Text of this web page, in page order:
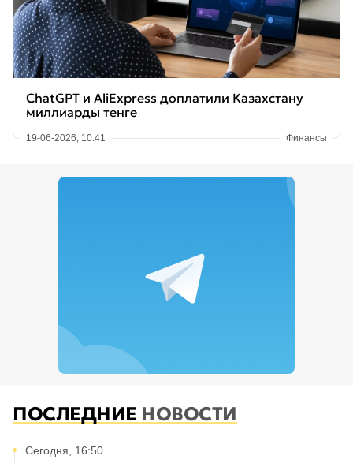
ChatGPT и AliExpress доплатили Казахстану
миллиарды тенге
19-06-2026, 10:41 Финансы
ПОСЛЕДНИЕ НОВОСТИ
Сегодня, 16:50